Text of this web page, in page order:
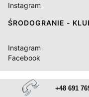
Instagram
ŚRODOGRANIE -
Instagram
Facebook
+48 691